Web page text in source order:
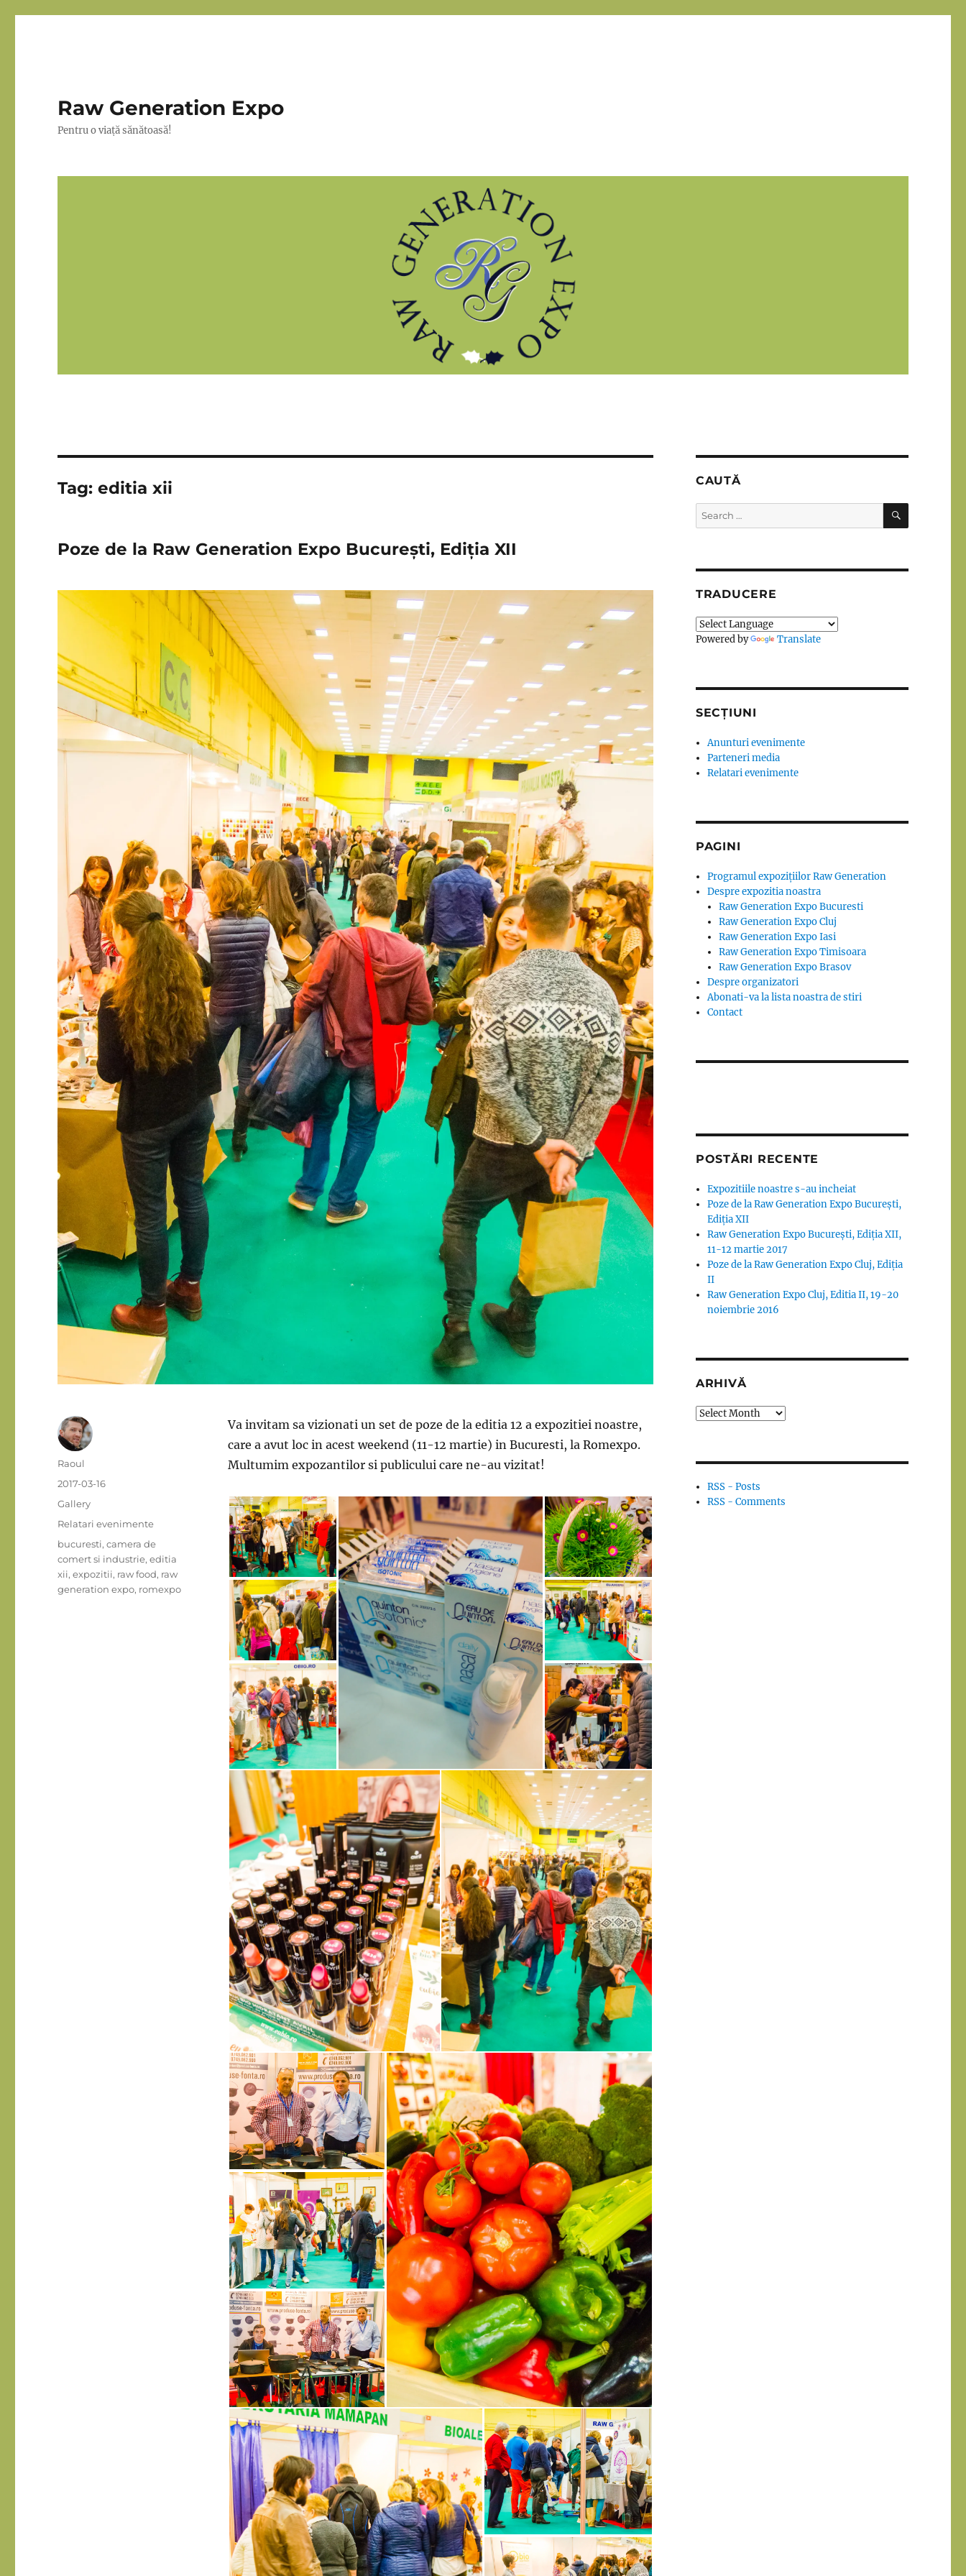
Raw Generation Expo
Pentru o viață sănătoasă!
Tag:editia xii
Poze de la Raw Generation Expo București, Ediția XII
Va invitam sa vizionati un set de poze de la editia 12 a expozitiei noastre,
care a avut loc in acest weekend (11-12 martie) in Bucuresti, la Romexpo.
Multumim expozantilor si publicului care ne-au vizitat!
Author
Raoul
Posted
2017-03-16
Format
Gallery
Categories
Relatari evenimente
Tags
bucuresti,camera de
comert si industrie,editia
xii,expozitii, raw food, raw
generation expo, romexpo
CAUTĂ
Search
for:
SEARCH
TRADUCERE
Powered by Translate
SECȚIUNI
Anunturi evenimente
Parteneri media
Relatari evenimente
PAGINI
Programul expozițiilor Raw Generation
Despre expozitia noastra
Raw Generation Expo Bucuresti
Raw Generation Expo Cluj
Raw Generation Expo Iasi
Raw Generation Expo Timisoara
Raw Generation Expo Brasov
Despre organizatori
Abonati-va la lista noastra de stiri
Contact
POSTĂRI RECENTE
Expozitiile noastre s-au incheiat
Poze de la Raw Generation Expo București,
Ediția XII
Raw Generation Expo București, Ediția XII,
11-12 martie 2017
Poze de la Raw Generation Expo Cluj, Ediția
II
Raw Generation Expo Cluj, Editia II, 19-20
noiembrie 2016
ARHIVĂ
Arhivă
RSS - Posts
RSS - Comments